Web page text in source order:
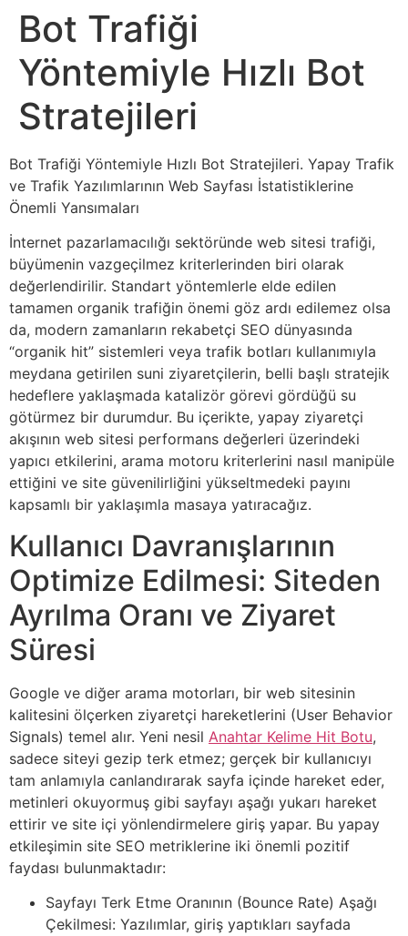
Bot Trafiği
Yöntemiyle Hızlı Bot
Stratejileri
Bot Trafiği Yöntemiyle Hızlı Bot Stratejileri. Yapay Trafik
ve Trafik Yazılımlarının Web Sayfası İstatistiklerine
Önemli Yansımaları
İnternet pazarlamacılığı sektöründe web sitesi trafiği,
büyümenin vazgeçilmez kriterlerinden biri olarak
değerlendirilir. Standart yöntemlerle elde edilen
tamamen organik trafiğin önemi göz ardı edilemez olsa
da, modern zamanların rekabetçi SEO dünyasında
“organik hit” sistemleri veya trafik botları kullanımıyla
meydana getirilen suni ziyaretçilerin, belli başlı stratejik
hedeflere yaklaşmada katalizör görevi gördüğü su
götürmez bir durumdur. Bu içerikte, yapay ziyaretçi
akışının web sitesi performans değerleri üzerindeki
yapıcı etkilerini, arama motoru kriterlerini nasıl manipüle
ettiğini ve site güvenilirliğini yükseltmedeki payını
kapsamlı bir yaklaşımla masaya yatıracağız.
Kullanıcı Davranışlarının
Optimize Edilmesi: Siteden
Ayrılma Oranı ve Ziyaret
Süresi
Google ve diğer arama motorları, bir web sitesinin
kalitesini ölçerken ziyaretçi hareketlerini (User Behavior
Signals) temel alır. Yeni nesil Anahtar Kelime Hit Botu,
sadece siteyi gezip terk etmez; gerçek bir kullanıcıyı
tam anlamıyla canlandırarak sayfa içinde hareket eder,
metinleri okuyormuş gibi sayfayı aşağı yukarı hareket
ettirir ve site içi yönlendirmelere giriş yapar. Bu yapay
etkileşimin site SEO metriklerine iki önemli pozitif
faydası bulunmaktadır:
Sayfayı Terk Etme Oranının (Bounce Rate) Aşağı
Çekilmesi: Yazılımlar, giriş yaptıkları sayfada